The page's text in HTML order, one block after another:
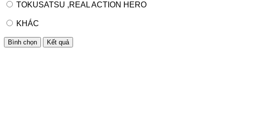
TOKUSATSU ,REAL ACTION HERO
KHÁC